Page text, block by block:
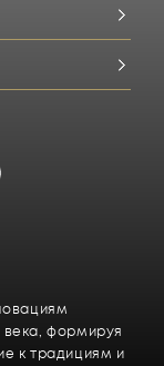
формируя
к традициям и